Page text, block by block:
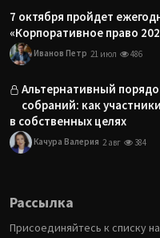
7 октября пройдет
«Корпоративное право
Иванов Петр 21 июл 486
Альтернативный
собраний: как
в собственных целях
Качура Валерия 2 авг 384
Рассылка
Присоединяйтесь к списку